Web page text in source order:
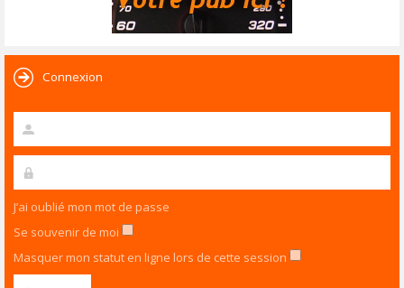
Connexion
J’ai oublié mon mot de passe
Se souvenir de moi
Masquer mon statut en ligne lors de cette session